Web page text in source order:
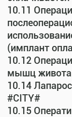
10.11
(имплант
10.12
мышц живота
10.14
#CITY#
10.15